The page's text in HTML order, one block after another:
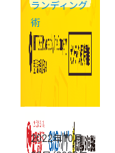
ランディング
術
2022年10月